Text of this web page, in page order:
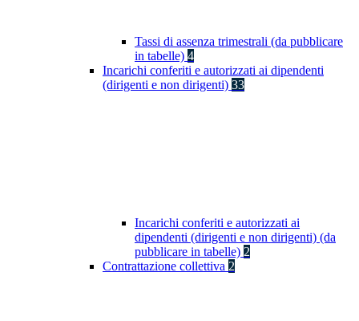
Tassi di assenza trimestrali (da pubblicare
in tabelle) 4
Incarichi conferiti e autorizzati ai dipendenti
(dirigenti e non dirigenti) 33
Incarichi conferiti e autorizzati ai
dipendenti (dirigenti e non dirigenti) (da
pubblicare in tabelle) 2
Contrattazione collettiva 2